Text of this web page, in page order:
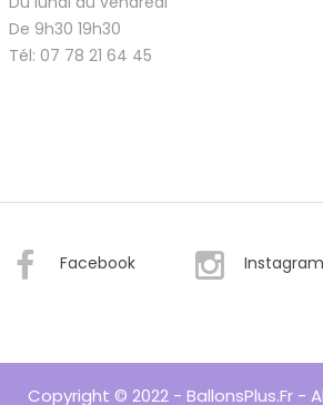
De 9h30 19h30
Tél: 07 78 21 64 45
Facebook Instagram
Copyright © 2022 - BallonsPlus.fr -